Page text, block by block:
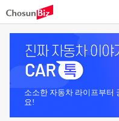
소소한 자동차 라이프부터
요!